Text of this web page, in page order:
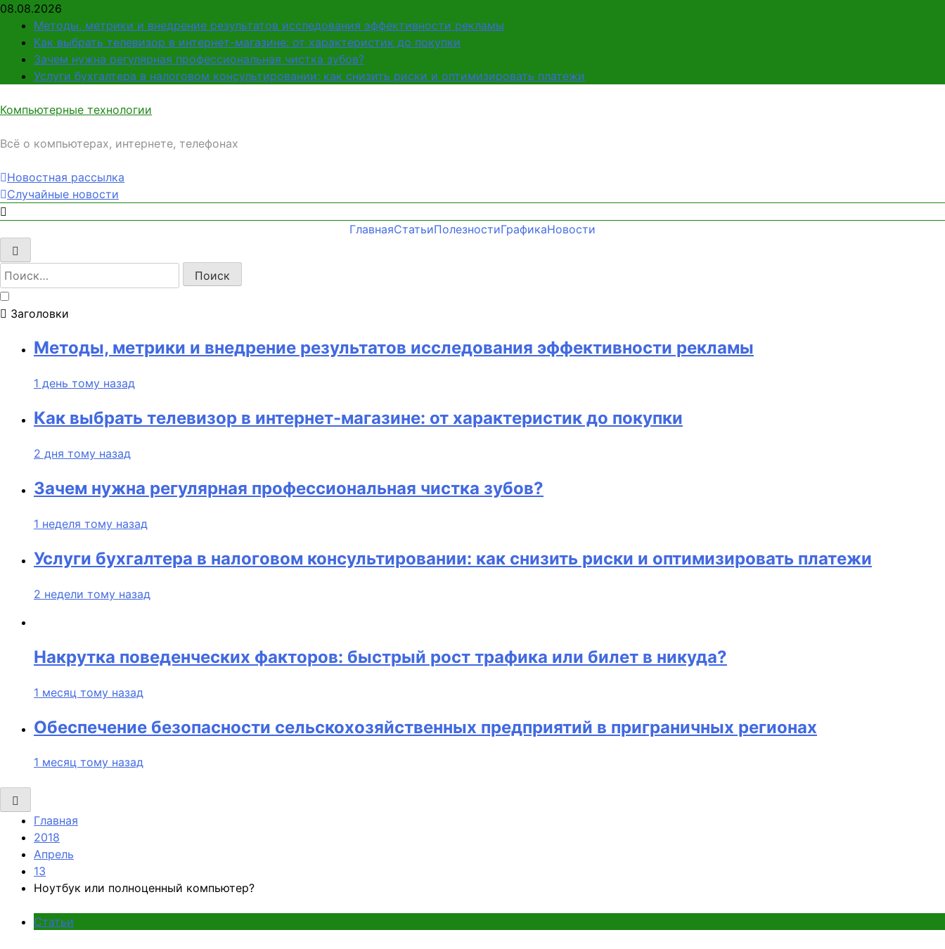
Перейти
содержимому
08.08.2026
Методы, метрики и внедрение результатов исследования эффективности рекламы
Как выбрать телевизор в интернет-магазине: от характеристик до покупки
Зачем нужна регулярная профессиональная чистка зубов?
Услуги бухгалтера в налоговом консультировании: как снизить риски и оптимизировать платежи
Компьютерные технологии
Всё о компьютерах, интернете, телефонах
Новостная рассылка
Случайные новости
ГлавнаяСтатьиПолезностиГрафикаНовости
Найти:
Заголовки
Методы, метрики и внедрение результатов исследования эффективности рекламы
1 день тому назад
Как выбрать телевизор в интернет-магазине: от характеристик до покупки
2 дня тому назад
Зачем нужна регулярная профессиональная чистка зубов?
1 неделя тому назад
Услуги бухгалтера в налоговом консультировании: как снизить риски и оптимизировать платежи
2 недели тому назад
Накрутка поведенческих факторов: быстрый рост трафика или билет в никуда?
1 месяц тому назад
Обеспечение безопасности сельскохозяйственных предприятий в приграничных регионах
1 месяц тому назад
Главная
2018
Апрель
13
Ноутбук или полноценный компьютер?
Статьи